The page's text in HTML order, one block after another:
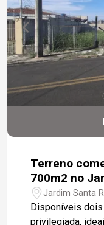
Terreno
700m2 no
Sorocaba
Jardim Santa
Disponíveis
privilegiada,